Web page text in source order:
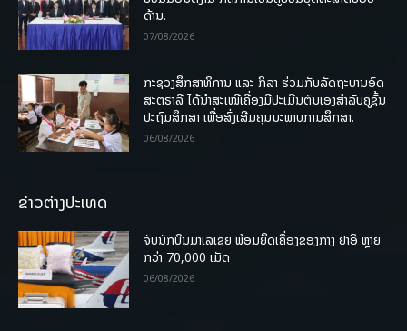
ດ້ານ.
07/08/2026
ກະຊວງສຶກສາທິການ ແລະ ກິລາ ຮ່ວມກັບລັດຖະບານອົດ
ສະຕຣາລີ ໄດ້ນຳສະເໜີເຄື່ອງມືປະເມີນຕົນເອງສຳລັບຄູຊັ້ນ
ປະຖົມສຶກສາ ເພື່ອສົ່ງເສີມຄຸນນະພາບການສຶກສາ.
06/08/2026
ຂ່າວຕ່າງປະເທດ
ຈັບນັກບິນມາເລເຊຍ ພ້ອມຍຶດເຄື່ອງຂອງກາງ ຢາອີ ຫຼາຍ
ກວ່າ 70,000 ເມັດ
06/08/2026